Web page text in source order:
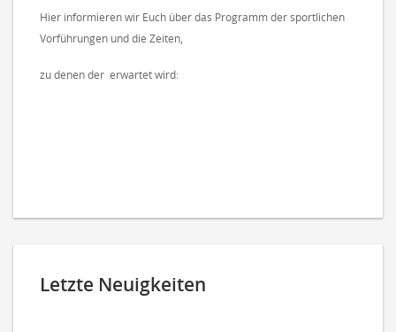
Hier informieren wir Euch über das Programm der sportlichen
Vorführungen und die Zeiten,
zu denen der erwartet wird:
Letzte Neuigkeiten